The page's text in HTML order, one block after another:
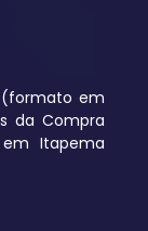
(formato em
da Compra
Itapema